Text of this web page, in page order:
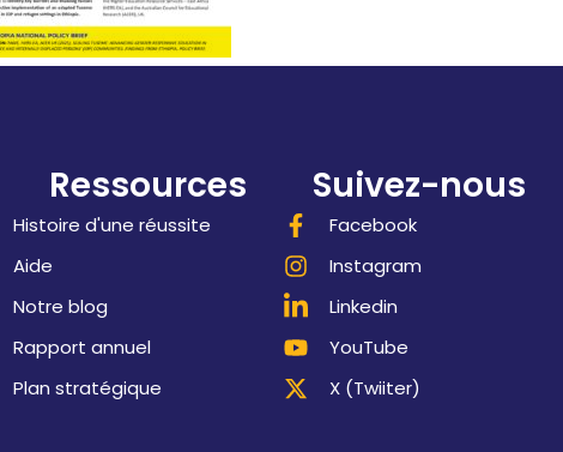
Ressources
Histoire d'une réussite
Aide
Notre blog
Rapport annuel
Plan stratégique
Suivez-nous
Facebook
Instagram
Linkedin
YouTube
X (Twiiter)